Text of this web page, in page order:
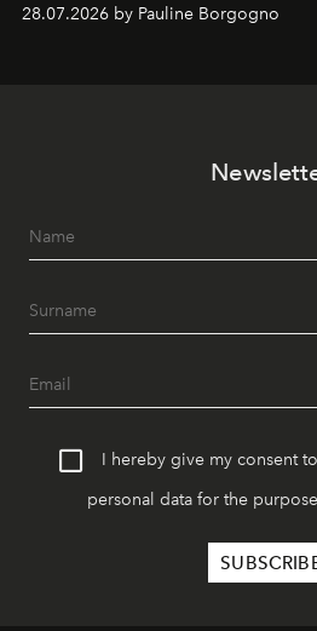
28.07.2026 by Pauline Borgogno
I hereby give my consent
personal data for the